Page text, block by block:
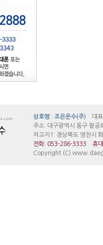
상호명 : 조은운수(주) 대표
주소: 대구광역시 동구 팔
차고지1: 경상북도 영천시
전화: 053-286-3333
휴
Copyright (C)